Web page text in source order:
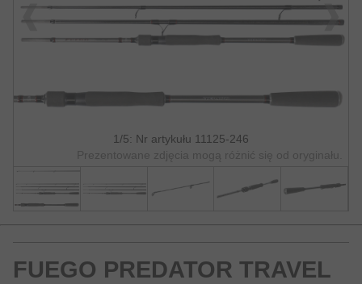
1/5: Nr artykułu 11125-246
Prezentowane zdjęcia mogą różnić się od oryginału.
FUEGO PREDATOR TRAVEL